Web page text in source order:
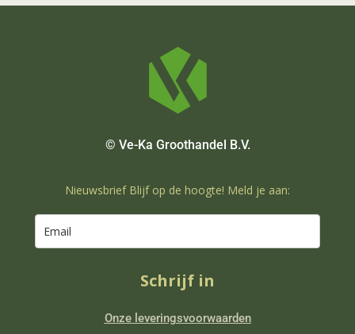
© Ve-Ka Groothandel B.V.
Nieuwsbrief Blijf op de hoogte! Meld je aan:
Schrijf in
Onze leveringsvoorwaarden